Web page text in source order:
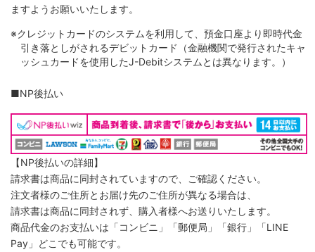
ますようお願いいたします。
※クレジットカードのシステムを利用して、預金口座より即時代金
引き落としがされるデビットカード（金融機関で発行されたキャ
ッシュカードを使用したJ-Debitシステムとは異なります。）
■NP後払い
【NP後払いの詳細】
請求書は商品に同封されていますので、ご確認ください。
注文者様のご住所とお届け先のご住所が異なる場合は、
請求書は商品に同封されず、購入者様へお送りいたします。
商品代金のお支払いは「コンビニ」「郵便局」「銀行」「LINE
Pay」どこでも可能です。